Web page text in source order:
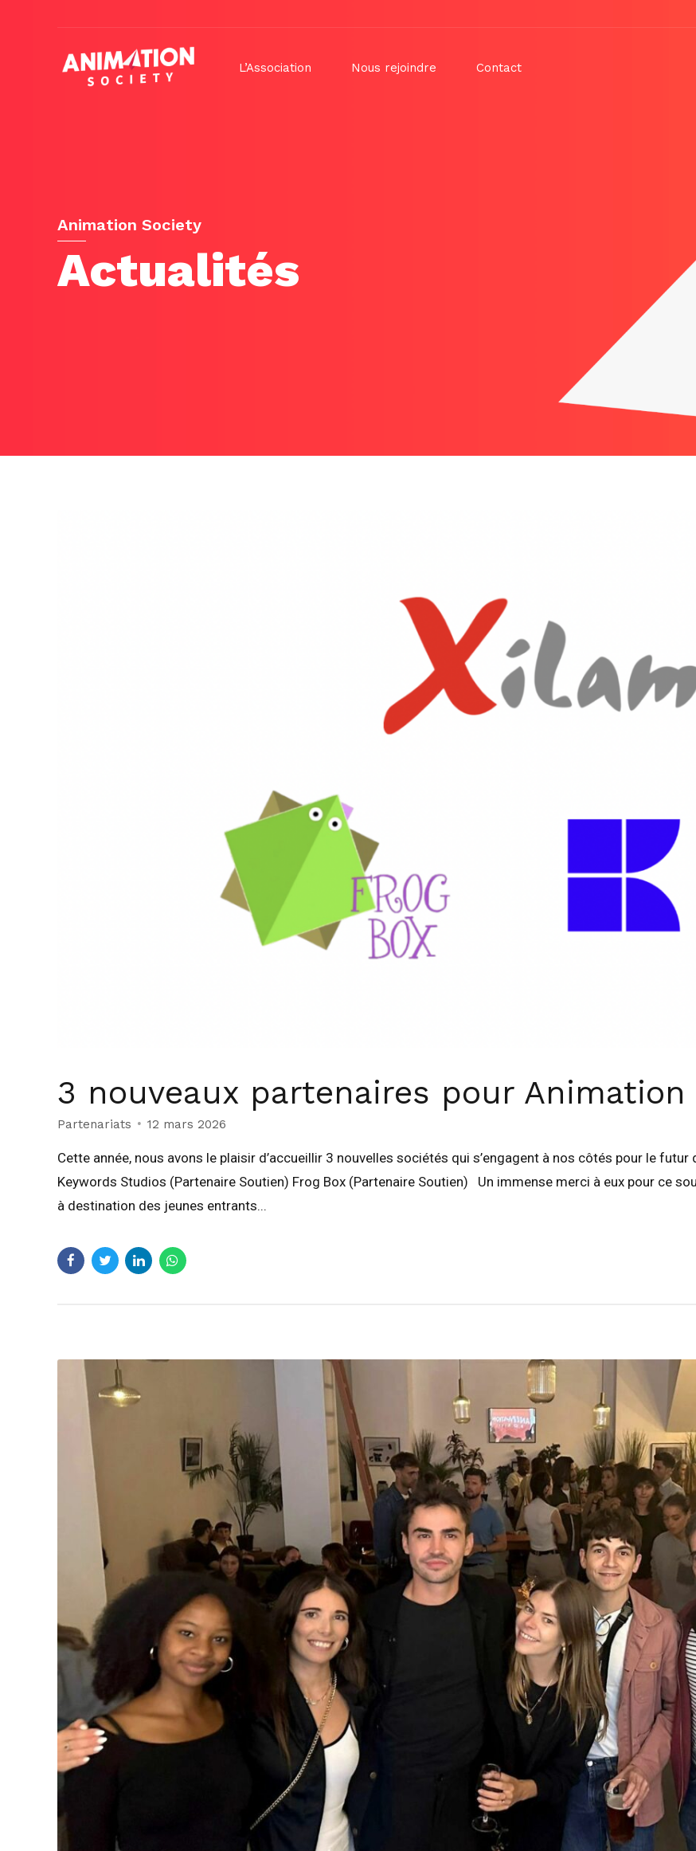
L’Association Nous rejoindre Contact
Animation Society
Actualités
3 nouveaux partenaires pour Animation
Partenariats 12 mars 2026
Cette année, nous avons le plaisir d’accueillir 3 nouvelles sociétés qui s’engagent à nos côtés pour le
Keywords Studios (Partenaire Soutien) Frog Box (Partenaire Soutien) Un immense merci à eux pour ce
à destination des jeunes entrants...